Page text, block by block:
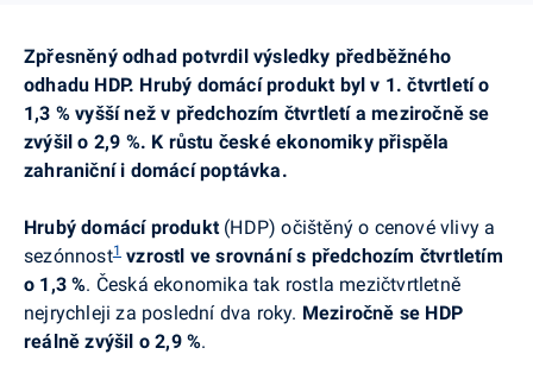
Zpřesněný odhad potvrdil výsledky předběžného
odhadu HDP. Hrubý domácí produkt byl v 1. čtvrtletí o
1,3 % vyšší než v předchozím čtvrtletí a meziročně se
zvýšil o 2,9 %. K růstu české ekonomiky přispěla
zahraniční i domácí poptávka.
Hrubý domácí produkt (HDP) očištěný o cenové vlivy a
sezónnost1 vzrostl ve srovnání s předchozím čtvrtletím
o 1,3 %. Česká ekonomika tak rostla mezičtvrtletně
nejrychleji za poslední dva roky. Meziročně se HDP
reálně zvýšil o 2,9 %.